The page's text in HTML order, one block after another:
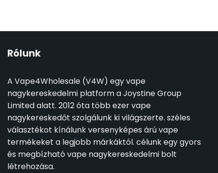
Rólunk
A Vape4Wholesale (V4W) egy vape
nagykereskedelmi platform a Joystine Group
Limited alatt. 2012 óta több ezer vape
nagykereskedőt szolgálunk ki világszerte. széles
választékot kínálunk versenyképes árú vape
termékeket a legjobb márkáktól. célunk egy gyors
és megbízható vape nagykereskedelmi bolt
létrehozása.